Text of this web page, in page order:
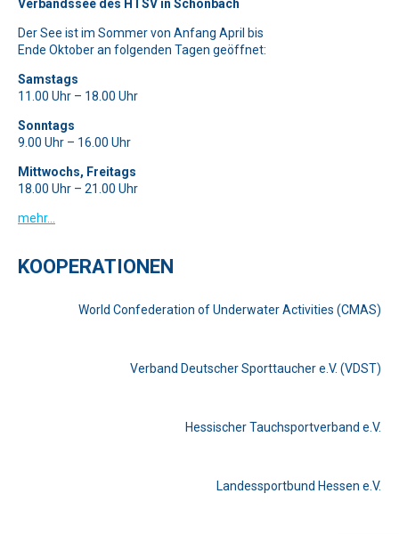
Verbandssee des HTSV in Schönbach
Der See ist im Sommer von Anfang April bis
Ende Oktober an folgenden Tagen geöffnet:
Samstags
11.00 Uhr – 18.00 Uhr
Sonntags
9.00 Uhr – 16.00 Uhr
Mittwochs, Freitags
18.00 Uhr – 21.00 Uhr
mehr…
KOOPERATIONEN
World Confederation of Underwater Activities (CMAS)
Verband Deutscher Sporttaucher e.V. (VDST)
Hessischer Tauchsportverband e.V.
Landessportbund Hessen e.V.